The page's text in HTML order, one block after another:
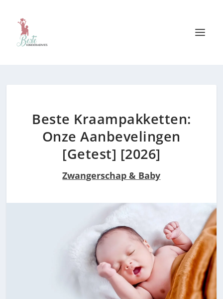
Beste Kraampakketten:
Onze Aanbevelingen
[Getest] [2026]
Zwangerschap & Baby